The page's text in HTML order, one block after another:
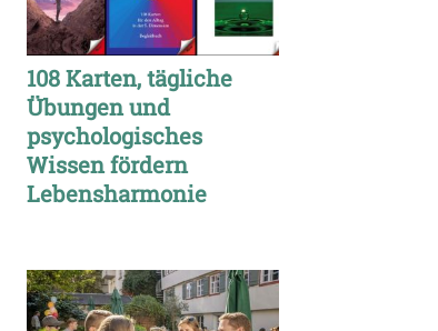
108 Karten, tägliche
Übungen und
psychologisches
Wissen fördern
Lebensharmonie